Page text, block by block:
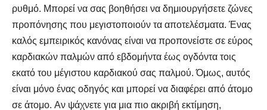
ρυθμό. Μπορεί να σας βοηθήσει να δημιουργήσετε ζώνες
προπόνησης που μεγιστοποιούν τα αποτελέσματα. Ένας
καλός εμπειρικός κανόνας είναι να προπονείστε σε εύρος
καρδιακών παλμών από εβδομήντα έως ογδόντα τοις
εκατό του μέγιστου καρδιακού σας παλμού. Όμως, αυτός
είναι μόνο ένας οδηγός και μπορεί να διαφέρει από άτομο
σε άτομο. Αν ψάχνετε για μια πιο ακριβή εκτίμηση,